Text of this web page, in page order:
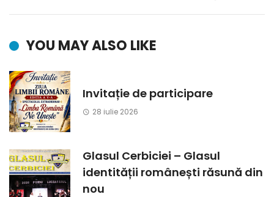
YOU MAY ALSO LIKE
Invitație de participare
28 iulie 2026
Glasul Cerbiciei – Glasul
identității românești răsună din
nou